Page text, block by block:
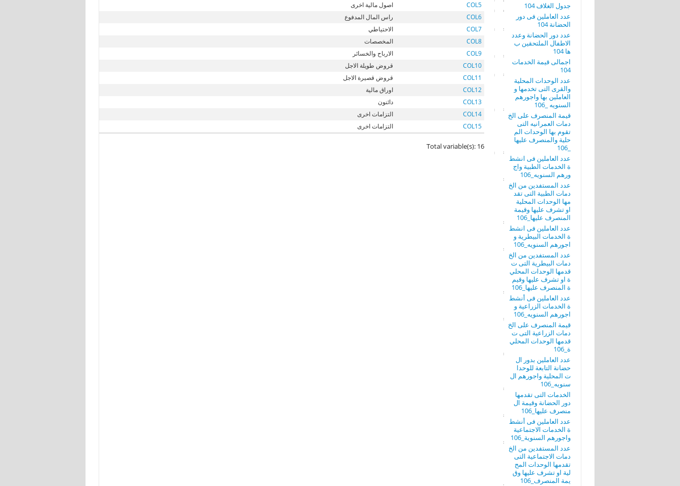
جدول الغلاف 104
عدد العاملين فى دور
الحضانة 104
عدد دور الحضانة وعدد
الاطفال الملتحقين ب
ها 104
اجمالى قيمة الخدمات
104
عدد الوحدات المحلية
والقرى التى تخدمها و
العاملين بها واجورهم
السنويه _106
قيمة المنصرف على الخ
دمات العمرانيه التى
تقوم بها الوحدات الم
حلية والمنصرف عليها
عدد العاملين فى انشط
ة الخدمات الطبية واج
ورهم السنويه_106
عدد المستفدين من الخ
دمات الطبية التى تقد
مها الوحدات المحلية
او تشرف عليها وقيمة
المنصرف عليها_106
عدد العاملين فى انشط
ة الخدمات البيطرية و
اجورهم السنويه_106
عدد المستفدين من الخ
دمات البيطرية التى ت
قدمها الوحدات المحلي
ة او تشرف عليها وقيم
ة المنصرف عليها_106
عدد العاملين فى أنشط
ة الخدمات الزراعية و
اجورهم السنويه_106
قيمة المنصرف على الخ
دمات الزراعية التى ت
قدمها الوحدات المحلي
ة_106
عدد العاملين بدور ال
حضانة التابعة للوحدا
ت المحلية واجورهم ال
سنويه_106
الخدمات التى تقدمها
دور الحضانة وقيمة ال
منصرف عليها_106
عدد العاملين فى أنشط
ة الخدمات الاجتماعية
واجورهم السنوية_106
عدد المستفدين من الخ
دمات الاجتماعية التى
تقدمها الوحدات المح
لية او تشرف عليها وق
يمة المنصرف_106
COL5
اصول مالية اخرى
COL6
راس المال المدفوع
COL7
الاحتياطي
COL8
المخصصات
COL9
الارباح والخسائر
COL10
قروض طويلة الاجل
COL11
قروض قصيرة الاجل
COL12
اوراق مالية
COL13
دائنون
COL14
التزامات اخرى
COL15
التزامات اخرى
Total variable(s): 16